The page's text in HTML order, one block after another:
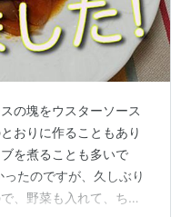
の塊をウスターソース
おりに作ることもあり
を煮ることも多いで
たのですが、久しぶり
、野菜も入れて、ちょ